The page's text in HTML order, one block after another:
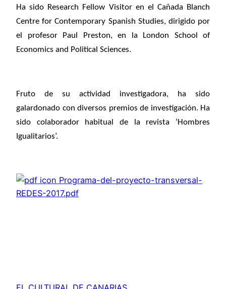
Ha sido Research Fellow Visitor en el Cañada Blanch
Centre for Contemporary Spanish Studies, dirigido por
el profesor Paul Preston, en la London School of
Economics and Political Sciences.
Fruto de su actividad investigadora, ha sido
galardonado con diversos premios de investigación. Ha
sido colaborador habitual de la revista ‘Hombres
Igualitarios’.
Programa-del-proyecto-transversal-
REDES-2017.pdf